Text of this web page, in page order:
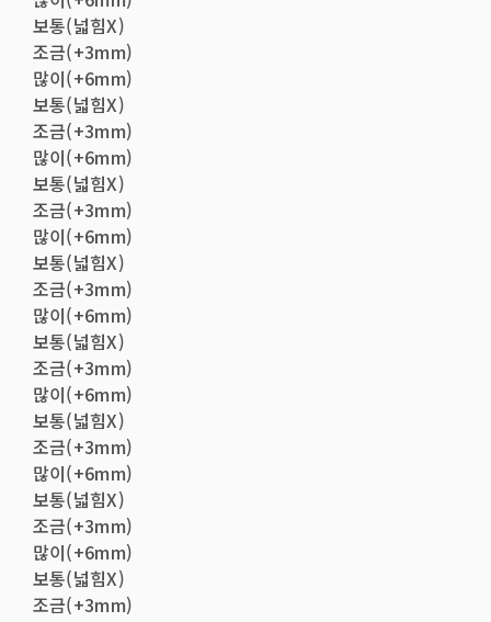
보통(넓힘X)
조금(+3mm)
많이(+6mm)
보통(넓힘X)
조금(+3mm)
많이(+6mm)
보통(넓힘X)
조금(+3mm)
많이(+6mm)
보통(넓힘X)
조금(+3mm)
많이(+6mm)
보통(넓힘X)
조금(+3mm)
많이(+6mm)
보통(넓힘X)
조금(+3mm)
많이(+6mm)
보통(넓힘X)
조금(+3mm)
많이(+6mm)
보통(넓힘X)
조금(+3mm)